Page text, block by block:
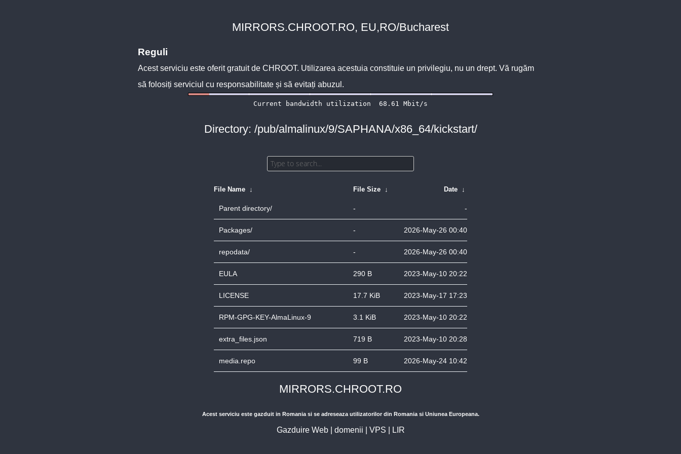
MIRRORS.CHROOT.RO, EU,RO/Bucharest
Reguli
Acest serviciu este oferit gratuit de CHROOT. Utilizarea acestuia constituie un privilegiu, nu un drept. Vă rugăm
să folosiți serviciul cu responsabilitate și să evitați abuzul.
Directory: /pub/almalinux/9/SAPHANA/x86_64/kickstart/
File Name ↓ File Size ↓ Date ↓
Parent directory/ - -
Packages/ - 2026-May-26 00:40
repodata/ - 2026-May-26 00:40
EULA 290 B 2023-May-10 20:22
LICENSE 17.7 KiB 2023-May-17 17:23
RPM-GPG-KEY-AlmaLinux-9 3.1 KiB 2023-May-10 20:22
extra_files.json 719 B 2023-May-10 20:28
media.repo 99 B 2026-May-24 10:42
MIRRORS.CHROOT.RO
Acest serviciu este gazduit in Romania si se adreseaza utilizatorilor din Romania si Uniunea Europeana.
Gazduire Web| domenii VPS LIR